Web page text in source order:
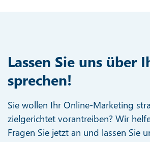
Lassen Sie uns über
sprechen!
Sie wollen Ihr Online-Marketing
zielgerichtet vorantreiben? Wir
Fragen Sie jetzt an und lassen Sie